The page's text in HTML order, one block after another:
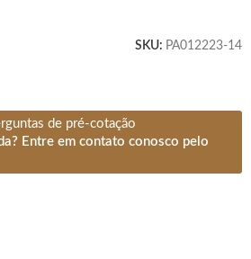
SKU: PA012223-14
de pré-cotação
Entre em contato conosco pelo